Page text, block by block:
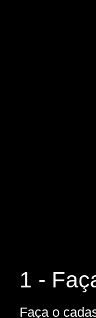
1 -
Faça o